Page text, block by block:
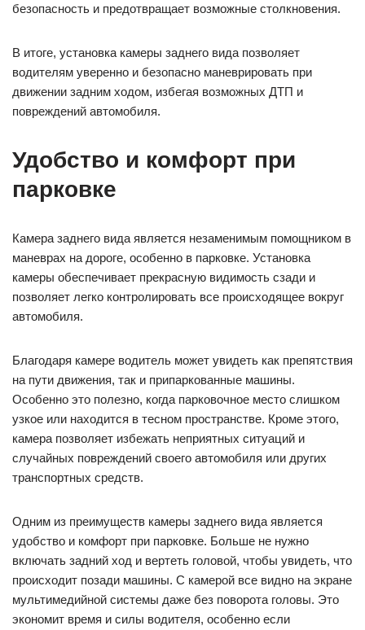
безопасность и предотвращает возможные столкновения.
В итоге, установка камеры заднего вида позволяет
водителям уверенно и безопасно маневрировать при
движении задним ходом, избегая возможных ДТП и
повреждений автомобиля.
Удобство и комфорт при
парковке
Камера заднего вида является незаменимым помощником в
маневрах на дороге, особенно в парковке. Установка
камеры обеспечивает прекрасную видимость сзади и
позволяет легко контролировать все происходящее вокруг
автомобиля.
Благодаря камере водитель может увидеть как препятствия
на пути движения, так и припаркованные машины.
Особенно это полезно, когда парковочное место слишком
узкое или находится в тесном пространстве. Кроме этого,
камера позволяет избежать неприятных ситуаций и
случайных повреждений своего автомобиля или других
транспортных средств.
Одним из преимуществ камеры заднего вида является
удобство и комфорт при парковке. Больше не нужно
включать задний ход и вертеть головой, чтобы увидеть, что
происходит позади машины. С камерой все видно на экране
мультимедийной системы даже без поворота головы. Это
экономит время и силы водителя, особенно если